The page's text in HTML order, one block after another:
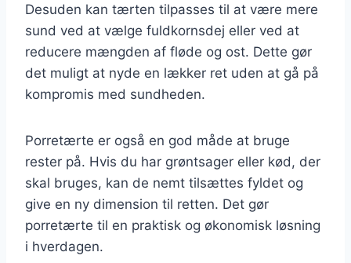
Desuden kan tærten tilpasses til at være mere
sund ved at vælge fuldkornsdej eller ved at
reducere mængden af fløde og ost. Dette gør
det muligt at nyde en lækker ret uden at gå på
kompromis med sundheden.
Porretærte er også en god måde at bruge
rester på. Hvis du har grøntsager eller kød, der
skal bruges, kan de nemt tilsættes fyldet og
give en ny dimension til retten. Det gør
porretærte til en praktisk og økonomisk løsning
i hverdagen.